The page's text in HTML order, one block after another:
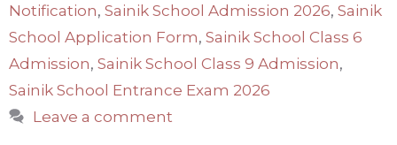
Notification, Sainik School Admission 2026, Sainik
School Application Form, Sainik School Class 6
Admission, Sainik School Class 9 Admission,
Sainik School Entrance Exam 2026
Leave a comment